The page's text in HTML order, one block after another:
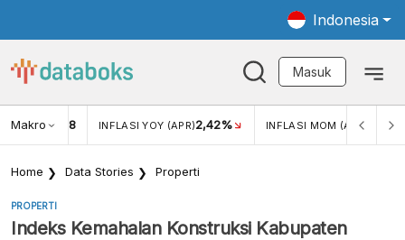
Indonesia
Masuk
Makro
USD/IDR 18 INFLASI YOY (APR)2,42% INFLASI MOM (APR) 0,13%
Home Data Stories Properti
PROPERTI
Indeks Kemahalan Konstruksi Kabupaten